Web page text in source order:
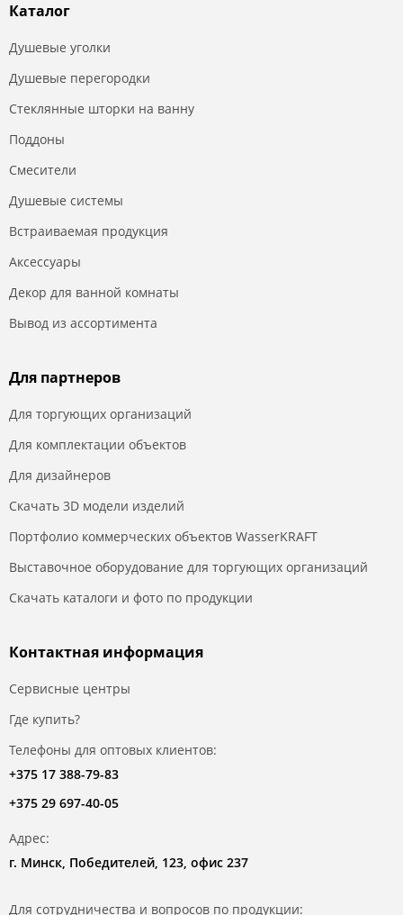
Каталог
Душевые уголки
Душевые перегородки
Стеклянные шторки на ванну
Поддоны
Смесители
Душевые системы
Встраиваемая продукция
Аксессуары
Декор для ванной комнаты
Вывод из ассортимента
Для партнеров
Для торгующих организаций
Для комплектации объектов
Для дизайнеров
Скачать 3D модели изделий
Портфолио коммерческих объектов WasserKRAFT
Выставочное оборудование для торгующих организаций
Скачать каталоги и фото по продукции
Контактная информация
Сервисные центры
Где купить?
Телефоны для оптовых клиентов:
+375 17 388-79-83
+375 29 697-40-05
Адрес:
г. Минск, Победителей, 123, офис 237
Для сотрудничества и вопросов по продукции: